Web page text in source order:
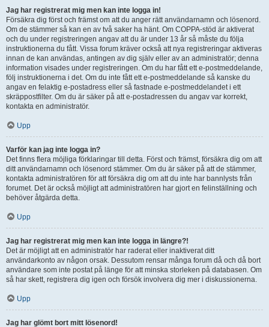
Jag har registrerat mig men kan inte logga in!
Försäkra dig först och främst om att du anger rätt användarnamn och lösenord.
Om de stämmer så kan en av två saker ha hänt. Om COPPA-stöd är aktiverat
och du under registreringen angav att du är under 13 år så måste du följa
instruktionerna du fått. Vissa forum kräver också att nya registreringar aktiveras
innan de kan användas, antingen av dig själv eller av an administratör; denna
information visades under registreringen. Om du har fått ett e-postmeddelande,
följ instruktionerna i det. Om du inte fått ett e-postmeddelande så kanske du
angav en felaktig e-postadress eller så fastnade e-postmeddelandet i ett
skräppostfilter. Om du är säker på att e-postadressen du angav var korrekt,
kontakta en administratör.
Upp
Varför kan jag inte logga in?
Det finns flera möjliga förklaringar till detta. Först och främst, försäkra dig om att
ditt användarnamn och lösenord stämmer. Om du är säker på att de stämmer,
kontakta administratören för att försäkra dig om att du inte har bannlysts från
forumet. Det är också möjligt att administratören har gjort en felinställning och
behöver åtgärda detta.
Upp
Jag har registrerat mig men kan inte logga in längre?!
Det är möjligt att en administratör har raderat eller inaktiverat ditt
användarkonto av någon orsak. Dessutom rensar många forum då och då bort
användare som inte postat på länge för att minska storleken på databasen. Om
så har skett, registrera dig igen och försök involvera dig mer i diskussionerna.
Upp
Jag har glömt bort mitt lösenord!